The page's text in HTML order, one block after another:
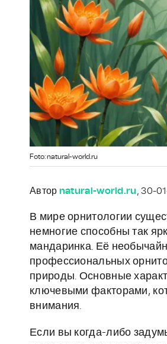
Foto: natural-world.ru
Автор natural-world.ru, 30-
В мире орнитологии
немногие способны так
мандаринка. Её
профессиональных
природы. Основные
ключевыми факторами,
внимания.
Если вы когда-либо